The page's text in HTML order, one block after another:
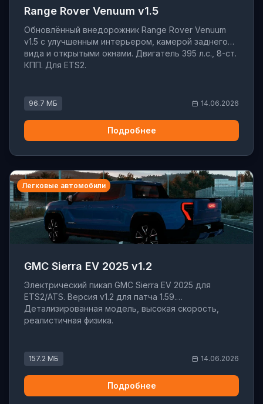
Range Rover Venuum v1.5
Обновлённый внедорожник Range Rover Venuum
v1.5 с улучшенным интерьером, камерой заднего
вида и открытыми окнами. Двигатель 395 л.с., 8-ст.
КПП. Для ETS2.
96.7 МБ 14.06.2026
Подробнее
Легковые автомобили
GMC Sierra EV 2025 v1.2
Электрический пикап GMC Sierra EV 2025 для
ETS2/ATS. Версия v1.2 для патча 1.59.
Детализированная модель, высокая скорость,
реалистичная физика.
157.2 МБ 14.06.2026
Подробнее